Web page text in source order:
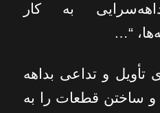
به کار
“…
تأویل و تداعی بداهه‌
و ساختن قطعات را به